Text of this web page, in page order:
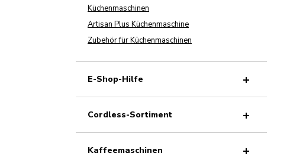
Küchenmaschinen
Artisan Plus Küchenmaschine
Zubehör für Küchenmaschinen
E-Shop-Hilfe
Cordless-Sortiment
Kaffeemaschinen